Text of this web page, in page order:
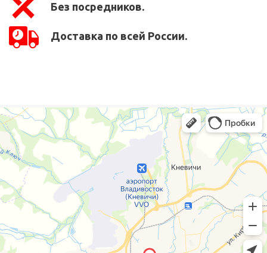
Без посредников.
Доставка по всей России.